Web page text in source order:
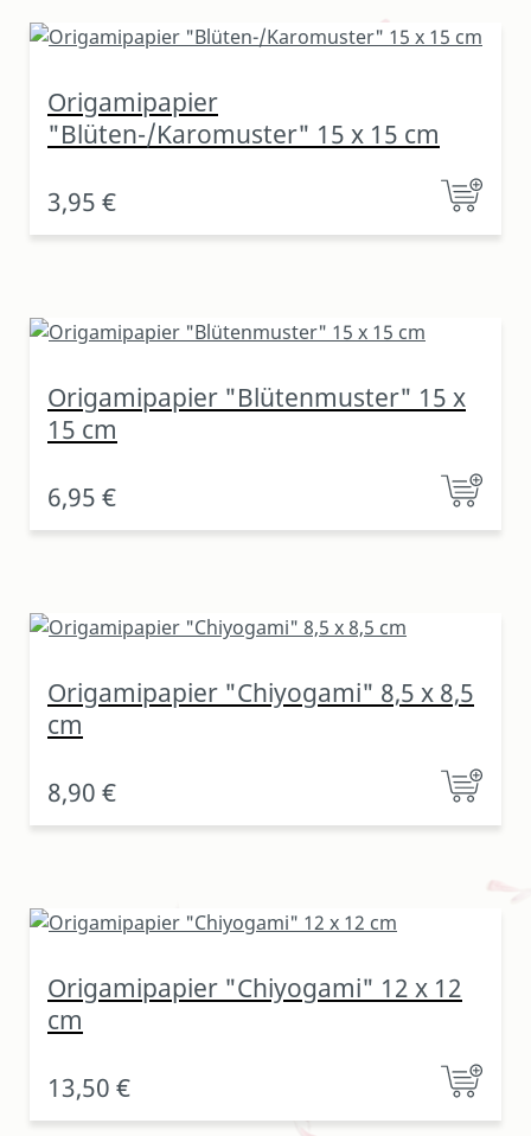
Origamipapier
"Blüten-/Karomuster" 15 x 15 cm
3,95 €
Origamipapier "Blütenmuster" 15 x
15 cm
6,95 €
Origamipapier "Chiyogami" 8,5 x 8,5
cm
8,90 €
Origamipapier "Chiyogami" 12 x 12
cm
13,50 €